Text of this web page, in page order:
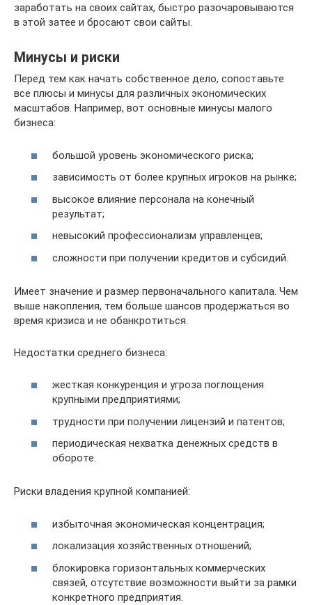
заработать на своих сайтах, быстро разочаровываются
в этой затее и бросают свои сайты.
Минусы и риски
Перед тем как начать собственное дело, сопоставьте
все плюсы и минусы для различных экономических
масштабов. Например, вот основные минусы малого
бизнеса:
большой уровень экономического риска;
зависимость от более крупных игроков на рынке;
высокое влияние персонала на конечный
результат;
невысокий профессионализм управленцев;
сложности при получении кредитов и субсидий.
Имеет значение и размер первоначального капитала. Чем
выше накопления, тем больше шансов продержаться во
время кризиса и не обанкротиться.
Недостатки среднего бизнеса:
жесткая конкуренция и угроза поглощения
крупными предприятиями;
трудности при получении лицензий и патентов;
периодическая нехватка денежных средств в
обороте.
Риски владения крупной компанией:
избыточная экономическая концентрация;
локализация хозяйственных отношений;
блокировка горизонтальных коммерческих
связей, отсутствие возможности выйти за рамки
конкретного предприятия.